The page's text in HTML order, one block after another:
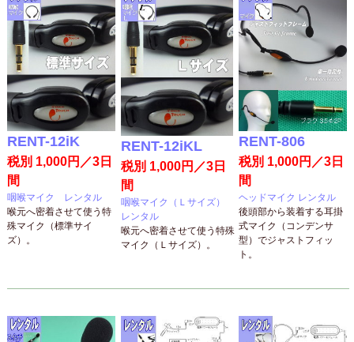
RENT-12iK
税別 1,000円／3日
間
咽喉マイク レンタル
喉元へ密着させて使う特
殊マイク（標準サイ
ズ）。
RENT-12iKL
税別 1,000円／3日
間
咽喉マイク（Ｌサイズ）
レンタル
喉元へ密着させて使う特殊
マイク（Ｌサイズ）。
RENT-806
税別 1,000円／3日
間
ヘッドマイク レンタル
後頭部から装着する耳掛
式マイク（コンデンサ
型）でジャストフィッ
ト。